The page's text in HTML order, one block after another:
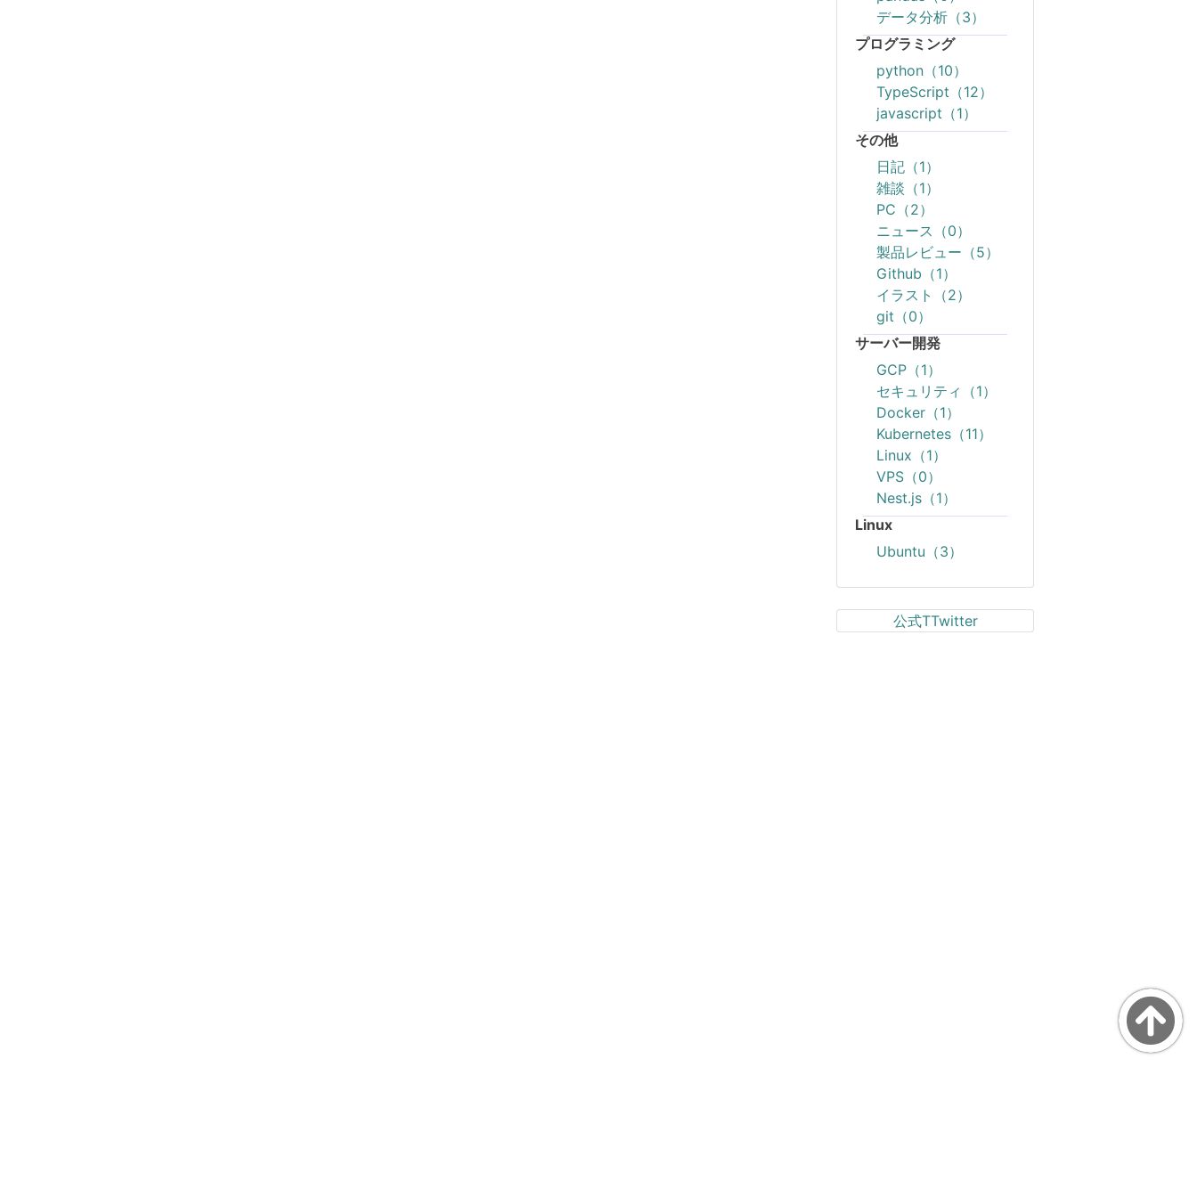
データ分析（3）
プログラミング
python（10）
TypeScript（12）
javascript（1）
その他
日記（1）
雑談（1）
PC（2）
ニュース（0）
製品レビュー（5）
Github（1）
イラスト（2）
git（0）
サーバー開発
GCP（1）
セキュリティ（1）
Docker（1）
Kubernetes（11）
Linux（1）
VPS（0）
Nest.js（1）
Linux
Ubuntu（3）
公式TTwitter